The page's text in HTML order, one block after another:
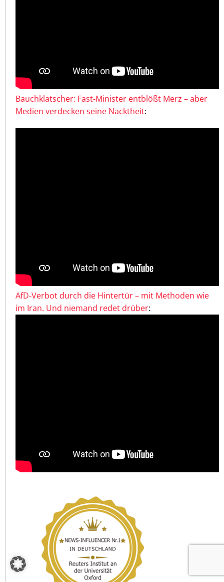
Bauchklatscher: Fast-Minister entblößt Merz – aber
Medien verdecken seine Nacktheit:
AfD-Verbot durch die Hintertür – mit Methoden wie
im Iran. Und niemand redet drüber: